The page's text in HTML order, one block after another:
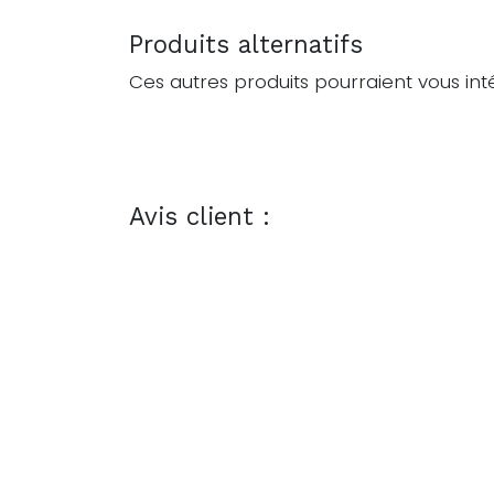
Produits alternatifs
Ces autres produits pourraient vous
Avis client :